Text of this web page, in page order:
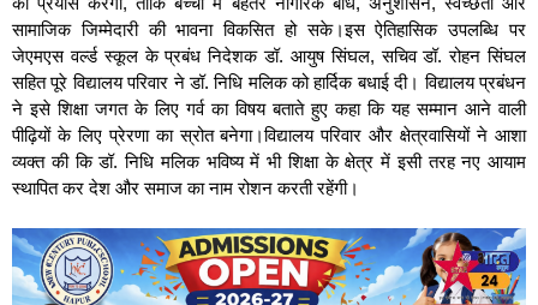
सामाजिक जिम्मेदारी की भावना विकसित हो सके।इस ऐतिहासिक उपलब्धि पर
जेएमएस वर्ल्ड स्कूल के प्रबंध निदेशक डॉ. आयुष सिंघल, सचिव डॉ. रोहन सिंघल
सहित पूरे विद्यालय परिवार ने डॉ. निधि मलिक को हार्दिक बधाई दी। विद्यालय प्रबंधन
ने इसे शिक्षा जगत के लिए गर्व का विषय बताते हुए कहा कि यह सम्मान आने वाली
पीढ़ियों के लिए प्रेरणा का स्रोत बनेगा।विद्यालय परिवार और क्षेत्रवासियों ने आशा
व्यक्त की कि डॉ. निधि मलिक भविष्य में भी शिक्षा के क्षेत्र में इसी तरह नए आयाम
स्थापित कर देश और समाज का नाम रोशन करती रहेंगी।